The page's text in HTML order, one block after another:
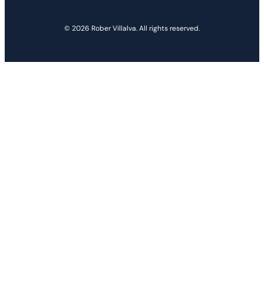
© 2026 Rober Villalva. All rights reserved.